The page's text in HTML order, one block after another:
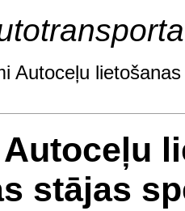
Autoceļu
stājas